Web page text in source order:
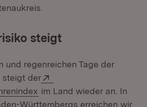
steigt
und regenreichen Tage der
steigt der
(Öffnet in neuem Fenster)
im Land wieder an. In
Württembergs erreichen wir